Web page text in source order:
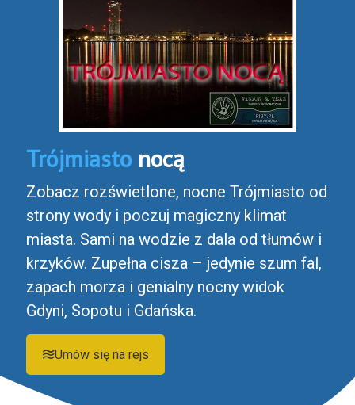
Trójmiasto nocą
Zobacz rozświetlone, nocne Trójmiasto od
strony wody i poczuj magiczny klimat
miasta. Sami na wodzie z dala od tłumów i
krzyków. Zupełna cisza – jedynie szum fal,
zapach morza i genialny nocny widok
Gdyni, Sopotu i Gdańska.
Umów się na rejs